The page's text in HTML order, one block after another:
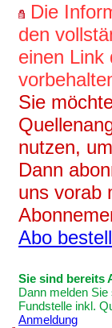
Die
den
einen Link
Sie
nutzen,
Dann
uns vorab
Abo
Sie sind bereits
Dann melden
Fundstelle inkl.
Anmeldung